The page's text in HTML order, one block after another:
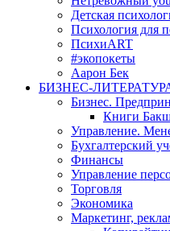
Детская
Психология для
ПсихиART
#экопокеты
Аарон Бек
БИЗНЕС-
Бизнес.
Книги
Управление.
Бухгалтерский
Финансы
Управление
Торговля
Экономика
Маркетинг,